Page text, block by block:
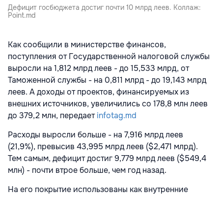
Дефицит госбюджета достиг почти 10 млрд леев. Коллаж:
Point.md
Как сообщили в министерстве финансов,
поступления от Государственной налоговой службы
выросли на 1,812 млрд леев - до 15,533 млрд, от
Таможенной службы - на 0,811 млрд - до 19,143 млрд
леев. А доходы от проектов, финансируемых из
внешних источников, увеличились со 178,8 млн леев
до 379,2 млн, передаетinfotag.md
Расходы выросли больше - на 7,916 млрд леев
(21,9%), превысив 43,995 млрд леев ($2,471 млрд).
Тем самым, дефицит достиг 9,779 млрд леев ($549,4
млн) - почти втрое больше, чем год назад.
На его покрытие использованы как внутренние